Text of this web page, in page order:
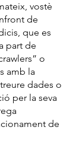
vostè
de
que es
part de
o
amb la
dades o
per la seva
de